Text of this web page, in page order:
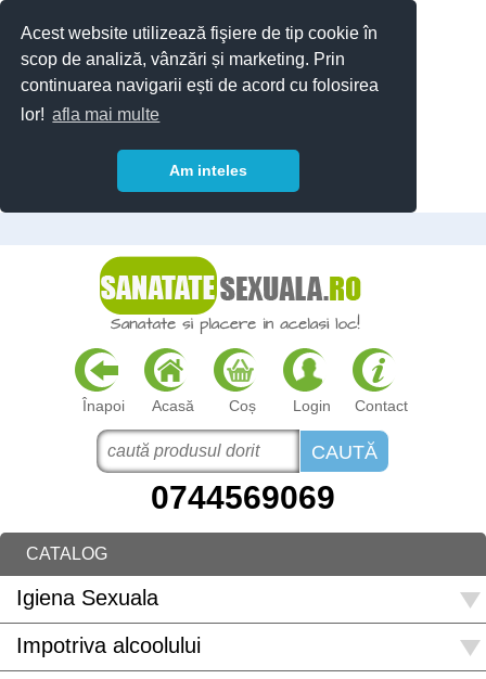
Acest website utilizează fişiere de tip cookie în
scop de analiză, vânzări și marketing. Prin
continuarea navigarii ești de acord cu folosirea
lor! afla mai multe
Am inteles
Înapoi Acasă Coș Login Contact
0744569069
CATALOG
Igiena Sexuala
Impotriva alcoolului